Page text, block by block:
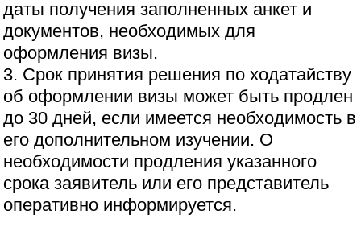
даты получения заполненных анкет и
документов, необходимых для
оформления визы.
3. Срок принятия решения по ходатайству
об оформлении визы может быть продлен
до 30 дней, если имеется необходимость в
его дополнительном изучении. О
необходимости продления указанного
срока заявитель или его представитель
оперативно информируется.